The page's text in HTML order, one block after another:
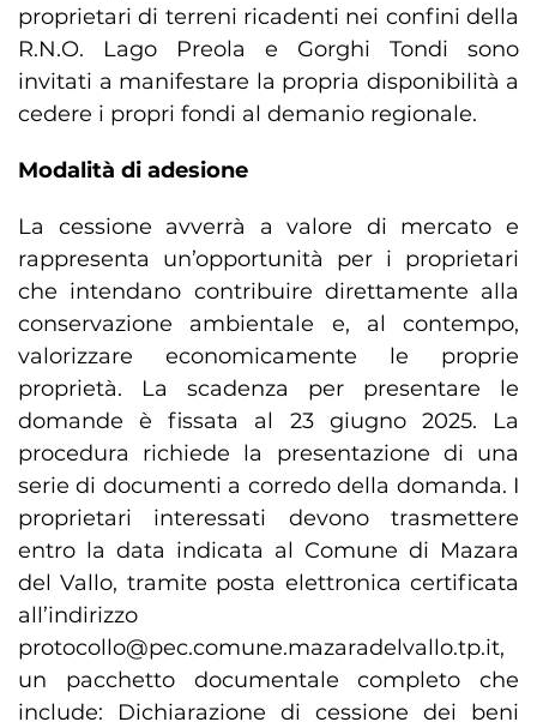
proprietari di terreni ricadenti nei confini della
R.N.O. Lago Preola e Gorghi Tondi sono
invitati a manifestare la propria disponibilità a
cedere i propri fondi al demanio regionale.
Modalità di adesione
La cessione avverrà a valore di mercato e
rappresenta un’opportunità per i proprietari
che intendano contribuire direttamente alla
conservazione ambientale e, al contempo,
valorizzare economicamente le proprie
proprietà. La scadenza per presentare le
domande è fissata al 23 giugno 2025. La
procedura richiede la presentazione di una
serie di documenti a corredo della domanda. I
proprietari interessati devono trasmettere
entro la data indicata al Comune di Mazara
del Vallo, tramite posta elettronica certificata
all’indirizzo
protocollo@pec.comune.mazaradelvallo.tp.it,
un pacchetto documentale completo che
include: Dichiarazione di cessione dei beni